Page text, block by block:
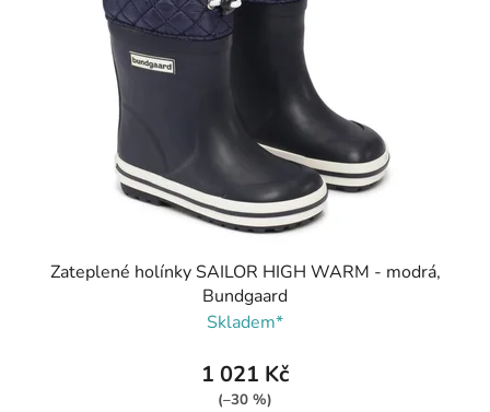
Zateplené holínky SAILOR HIGH WARM - modrá,
Bundgaard
Skladem*
1 021 Kč
(–30 %)